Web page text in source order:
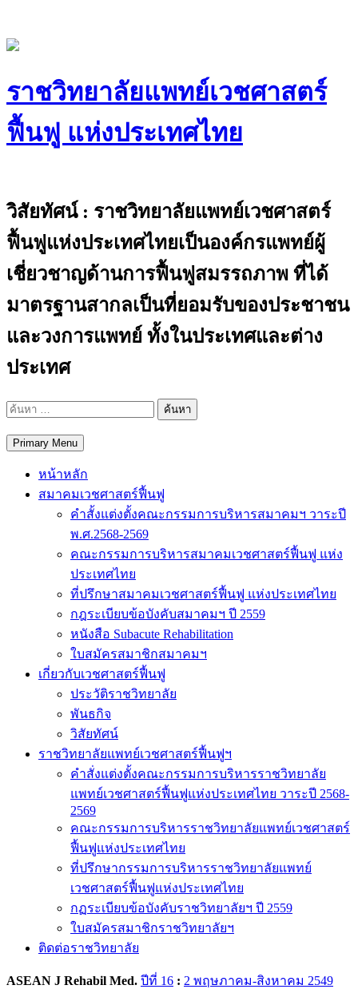
content
ราชวิทยาลัยแพทย์เวชศาสตร์
ฟื้นฟู แห่งประเทศไทย
วิสัยทัศน์ : ราชวิทยาลัยแพทย์เวชศาสตร์
ฟื้นฟูแห่งประเทศไทยเป็นองค์กรแพทย์ผู้
เชี่ยวชาญด้านการฟื้นฟูสมรรถภาพ ที่ได้
มาตรฐานสากลเป็นที่ยอมรับของประชาชน
และวงการแพทย์ ทั้งในประเทศและต่าง
ประเทศ
ค้นหา
Primary Menu
หน้าหลัก
สมาคมเวชศาสตร์ฟื้นฟู
คำสั้งแต่งตั้งคณะกรรมการบริหารสมาคมฯ วาระปี
พ.ศ.2568-2569
คณะกรรมการบริหารสมาคมเวชศาสตร์ฟื้นฟู แห่ง
ประเทศไทย
ที่ปรึกษาสมาคมเวชศาสตร์ฟื้นฟู แห่งประเทศไทย
กฎระเบียบข้อบังคับสมาคมฯ ปี 2559
หนังสือ Subacute Rehabilitation
ใบสมัครสมาชิกสมาคมฯ
เกี่ยวกับเวชศาสตร์ฟื้นฟู
ประวัติราชวิทยาลัย
พันธกิจ
วิสัยทัศน์
ราชวิทยาลัยแพทย์เวชศาสตร์ฟื้นฟูฯ
คำสั่งแต่งตั้งคณะกรรมการบริหารราชวิทยาลัย
แพทย์เวชศาสตร์ฟื้นฟูแห่งประเทศไทย วาระปี 2568-
2569
คณะกรรมการบริหารราชวิทยาลัยแพทย์เวชศาสตร์
ฟื้นฟูแห่งประเทศไทย
ที่ปรึกษากรรมการบริหารราชวิทยาลัยแพทย์
เวชศาสตร์ฟื้นฟูแห่งประเทศไทย
กฏระเบียบข้อบังคับราชวิทยาลัยฯ ปี 2559
ใบสมัครสมาชิกราชวิทยาลัยฯ
ติดต่อราชวิทยาลัย
ASEAN J Rehabil Med. ปีที่ 16 : 2 พฤษภาคม-สิงหาคม 2549